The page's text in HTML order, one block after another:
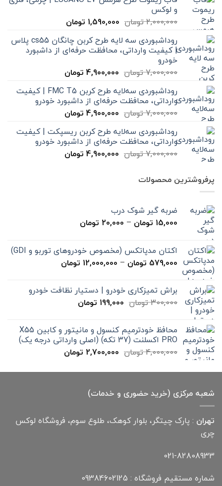
و لوکس
2,000,000تومان قیمت
2,000,000 تومان
بود.
1,590,000 تومانقیمت
1,590,000 تومان
است.
روداشبوردی سه‌ لایه طرح کربن چانگان cs55 پلاس
| کیفیت وارداتی، محافظت حرفه‌ای از داشبورد
خودرو
7,000,000تومان قیمت
7,000,000 تومان
بود.
4,900,000 تومانقیمت
4,900,000 تومان
است.
روداشبوردی سه‌لایه طرح کربن FMC T5 | کیفیت
وارداتی، محافظت حرفه‌ای از داشبورد خودرو
7,000,000تومان قیمت
7,000,000 تومان
بود.
4,900,000 تومانقیمت
4,900,000 تومان
است.
روداشبوردی سه‌لایه طرح کربن ریسپکت | کیفیت
وارداتی، محافظت حرفه‌ای از داشبورد خودرو
7,000,000تومان قیمت
4,900,000 تومانقیمت
پرفروشترین محصولات
ضربه گیر شوک درب
15,000 تومان –
20,000 تومان
تا
20,000 تومان
اکتان مدپاتکس (مخصوص خودروهای توربو و GDI)
579,000 تومان –
12,000,000 تومان
تا
براش تمیزکاری خودرو | دستیار نظافت خودرو
300,000تومان قیمت
بود.
199,000 تومانقیمت
199,000 تومان
است. محافظ خودترمیم کنسول و مانیتور و کابین X55
PRO اکسلنت (37 تکه) (اصلی وارداتی درجه یک)
4,000,000تومان قیمت
4,000,000 تومان
2,700,000 تومانقیمت
2,700,000 تومان
شعبه مرکزی (خرید حضوری و خدمات)
تهران : پارک چیتگر، بلوار کوهک، طلوع سوم، فروشگاه لوکس
چری
021-82808933
شماره مستقیم فروشگاه : 09384602125